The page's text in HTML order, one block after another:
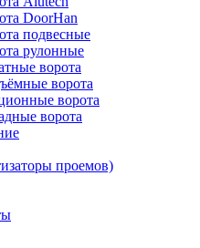
DoorHan
подвесные
рулонные
ворота
ворота
ворота
ворота
проемов)